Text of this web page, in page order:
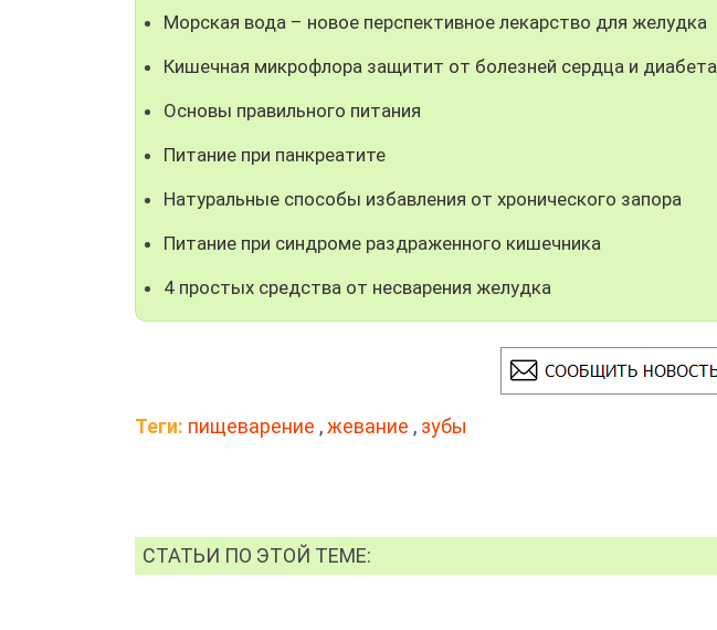
Морская вода – новое перспективное лекарство для желудка
Кишечная микрофлора защитит от болезней сердца и диабета
Основы правильного питания
Питание при панкреатите
Натуральные способы избавления от хронического запора
Питание при синдроме раздраженного кишечника
4 простых средства от несварения желудка
Теги: пищеварение ,жевание , зубы
СТАТЬИ ПО ЭТОЙ ТЕМЕ: